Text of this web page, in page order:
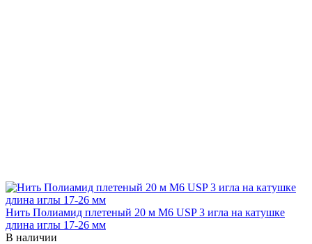
Нить Полиамид плетеный 20 м М6 USP 3 игла на катушке
длина иглы 17-26 мм
В наличии